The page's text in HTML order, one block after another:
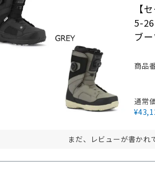
【
5-
ブ
商品
通常
¥
まだ、レビューが書かれ